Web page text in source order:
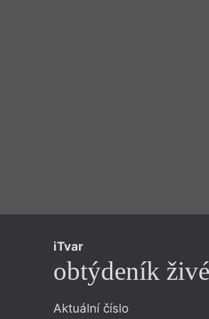
iTvar
obtýdeník
Aktuální číslo